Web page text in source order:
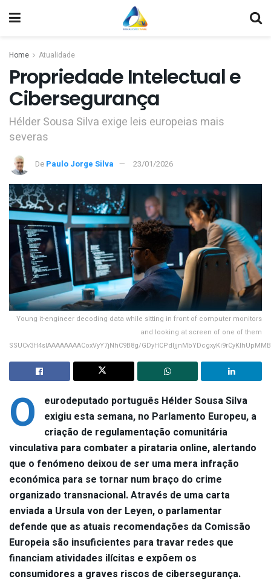
Home Atualidade
Propriedade Intelectual e
Cibersegurança
Hélder Sousa Silva exige leis europeias mais
severas
De Paulo Jorge Silva 23/01/2026
Young it-engineer decoding data while sitting in front of computer monitors
and looking at screen of one of them
SSUCv3H4sIAAAAAAAACoxVyY7jNhC9B8g/
O
eurodeputado português Hélder Sousa Silva
exigiu esta semana, no Parlamento Europeu, a
criação de regulamentação comunitária
vinculativa para combater a pirataria online, alertando
que o fenómeno deixou de ser uma mera infração
económica para se tornar num braço do crime
organizado transnacional. Através de uma carta
enviada a Ursula von der Leyen, o parlamentar
defende que as atuais recomendações da Comissão
Europeia são insuficientes para travar redes que
financiam atividades ilícitas e expõem os
consumidores a graves riscos de cibersegurança.